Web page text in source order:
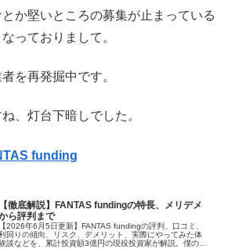
か堅いところの募集が止まっている
っておりまして。
を再発掘中です。
、灯台下暗しでした。
funding
【徹底解説】FANTAS fundingの特長、メリデメ
ら評判まで
【2026年6月5日更新】FANTAS fundingの評判、口コミ、
回りの傾向、リスク、デメリット、実際にやってみた体
談などを、累計投資額3億円の現役投資家が解説。僕の投